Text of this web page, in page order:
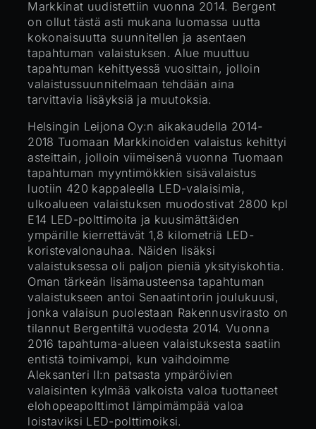
Markkinat uudistettiin vuonna 2014. Bergent
on ollut tästä asti mukana luomassa uutta
kokonaisuutta suunnitellen ja asentaen
tapahtuman valaistuksen. Alue muuttuu
tapahtuman kehittyessä vuosittain, jolloin
valaistussuunnitelmaan tehdään aina
tarvittavia lisäyksiä ja muutoksia.
Helsingin Leijona Oy:n aikakaudella 2014-
2018 Tuomaan Markkinoiden valaistus kehittyi
asteittain, jolloin viimeisenä vuonna Tuomaan
tapahtuman myyntimökkien sisävalaistus
luotiin 420 kappaleella LED-valaisimia,
ulkoalueen valaistuksen muodostivat 2800 kpl
E14 LED-polttimoita ja kuusimättäiden
ympärille kierrettävät 1,8 kilometriä LED-
koristevalonauhaa. Näiden lisäksi
valaistuksessa oli paljon pieniä yksityiskohtia.
Oman tärkeän lisämausteensa tapahtuman
valaistukseen antoi Senaatintorin joulukuusi,
jonka valaisun puolestaan Rakennusvirasto on
tilannut Bergentiltä vuodesta 2014. Vuonna
2016 tapahtuma-alueen valaistuksesta saatiin
entistä toimivampi, kun vaihdoimme
Aleksanteri II:n patsasta ympäröivien
valaisinten kylmää valkoista valoa tuottaneet
elohopeapolttimot lämpimämpää valoa
loistaviksi LED-polttimoiksi.